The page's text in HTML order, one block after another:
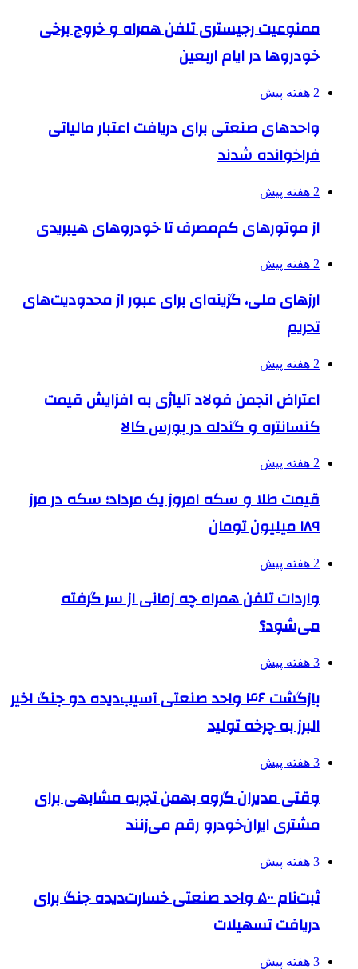
ممنوعیت رجیستری تلفن همراه و خروج برخی
خودروها در ایام اربعین
2 هفته پیش
واحدهای صنعتی برای دریافت اعتبار مالیاتی
فراخوانده شدند
2 هفته پیش
از موتورهای کم‌مصرف تا خودروهای هیبریدی
2 هفته پیش
ارزهای ملی، گزینه‌ای برای عبور از محدودیت‌های
تحریم
2 هفته پیش
اعتراض انجمن فولاد آلیاژی به افزایش قیمت
کنسانتره و گندله در بورس کالا
2 هفته پیش
قیمت طلا و سکه امروز یک مرداد؛ سکه در مرز
۱۸۹ میلیون تومان
2 هفته پیش
واردات تلفن همراه چه زمانی از سر گرفته
می‌شود؟
3 هفته پیش
بازگشت ۴۶ واحد صنعتی آسیب‌دیده دو جنگ اخیر
البرز به چرخه تولید
3 هفته پیش
وقتی مدیران گروه بهمن تجربه مشابهی برای
مشتری ایران‌خودرو رقم می‌زنند
3 هفته پیش
ثبت‌نام ۵۰۰ واحد صنعتی خسارت‌دیده جنگ برای
دریافت تسهیلات
3 هفته پیش